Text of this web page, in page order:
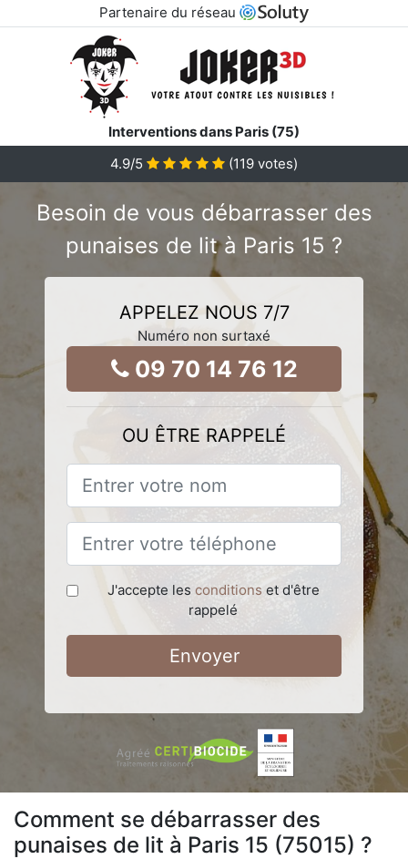
Partenaire du réseau
Interventions dans Paris (75)
4.9/5 (119 votes)
Besoin de vous débarrasser des
punaises de lit à Paris 15 ?
APPELEZ NOUS 7/7
Numéro non surtaxé
09 70 14 76 12
OU ÊTRE RAPPELÉ
J'accepte les conditions et d'être
rappelé
Envoyer
Comment se débarrasser des
punaises de lit à Paris 15 (75015) ?